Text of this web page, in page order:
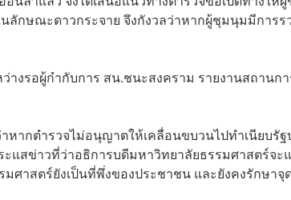
ลักษณะดาวกระจาย จึงกังวลว่าหากผู้ชุมนุมมีการ
างรอผู้กำกับการ สน.ชนะสงคราม รายงานสถาน
าหากตำรวจไม่อนุญาตให้เคลื่อนขบวนไปทำเนียบ
ะแสข่าวที่ว่าอธิการบดีมหาวิทยาลัยธรรมศาสตร์จ
ศาสตร์ยังเป็นที่พึ่งของประชาชน และยังคงรักษา